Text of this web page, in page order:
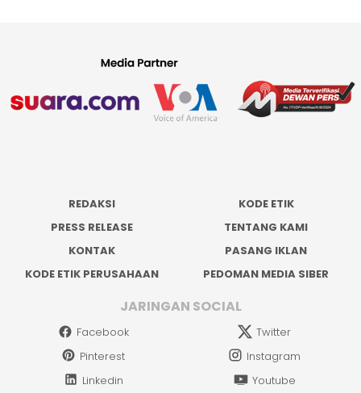
REDAKSI
KODE ETIK
PRESS RELEASE
TENTANG KAMI
KONTAK
PASANG IKLAN
KODE ETIK PERUSAHAAN
PEDOMAN MEDIA SIBER
JARINGAN SOCIAL
Facebook
Twitter
Pinterest
Instagram
Linkedin
Youtube